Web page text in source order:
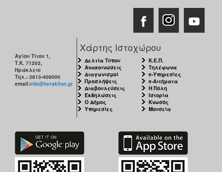
Αγίου Τίτου 1,
Τ.Κ. 71202,
Ηράκλειο
Τηλ.: 2813-409000
email:info@heraklion.gr
Χάρτης Ιστοχώρου
Δελτία Τύπου
Ανακοινώσεις
Διαγωνισμοί
Προσλήψεις
Διαβουλεύσεις
Εκδηλώσεις
Ο Δήμος
Υπηρεσίες
Κ.Ε.Π.
Τηλέφωνα
e-Υπηρεσίες
e-Αιτήματα
Η Πόλη
Ιστορία
Κνωσός
Μουσεία